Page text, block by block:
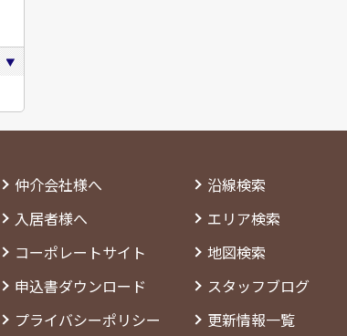
仲介会社様へ
入居者様へ
コーポレートサイト
申込書ダウンロード
プライバシーポリシー
沿線検索
エリア検索
地図検索
スタッフブログ
更新情報一覧